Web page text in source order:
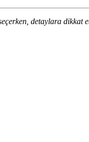
detaylara dikkat